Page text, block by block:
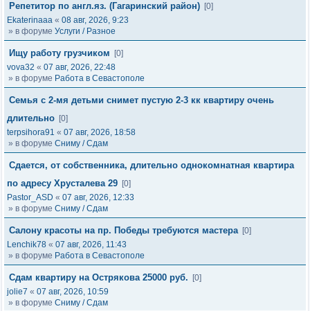
Репетитор по англ.яз. (Гагаринский район) [0]
Ekaterinaaa « 08 авг, 2026, 9:23
» в форуме Услуги / Разное
Ищу работу грузчиком
[0]
vova32 « 07 авг, 2026, 22:48
» в форуме Работа в Севастополе
Семья с 2-мя детьми снимет пустую 2-3 кк квартиру очень
длительно [0]
terpsihora91 « 07 авг, 2026, 18:58
» в форуме Сниму / Сдам
Сдается, от собственника, длительно однокомнатная квартира
по адресу Хрусталева 29 [0]
Pastor_ASD « 07 авг, 2026, 12:33
» в форуме Сниму / Сдам
Салону красоты на пр. Победы требуются мастера [0]
Lenchik78 « 07 авг, 2026, 11:43
» в форуме Работа в Севастополе
Сдам квартиру на Острякова 25000 руб.
[0]
jolie7 « 07 авг, 2026, 10:59
» в форуме Сниму / Сдам